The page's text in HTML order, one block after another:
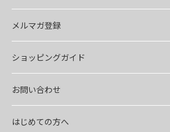
メルマガ登録
ショッピングガイド
お問い合わせ
はじめての方へ